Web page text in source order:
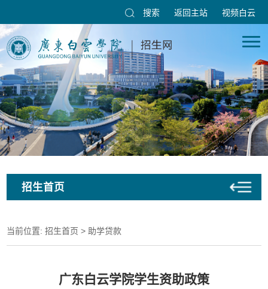
搜索 返回主站 视频白云
招生首页
当前位置:招生首页 > 助学贷款
广东白云学院学生资助政策